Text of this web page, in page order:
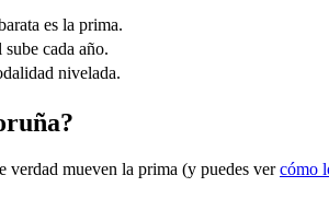
es la prima.
cada año.
nivelada.
verdad mueven la prima (y puedes vercómo